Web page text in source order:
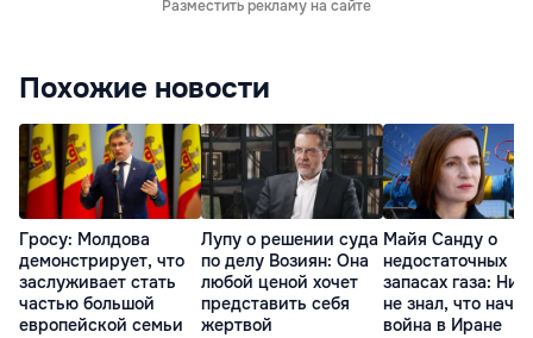
Разместить рекламу на сайте
Похожие новости
Гросу: Молдова
демонстрирует, что
заслуживает стать
частью большой
европейской семьи
Лупу о решении суда
по делу Возиян: Она
любой ценой хочет
представить себя
жертвой
Майя Санду о
недостаточных
запасах газа:
не знал, что
война в Иране